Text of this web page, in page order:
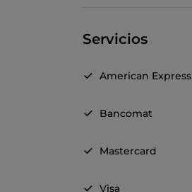
Servicios
American Express
Bancomat
Mastercard
Visa